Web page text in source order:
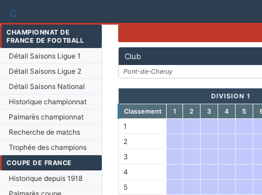
⌂
CHAMPIONNAT DE
FRANCE DE FOOTBALL
Détail Saisons Ligue 1
Détail Saisons Ligue 2
Détail Saisons National
Historique championnat
Palmarès championnat
Recherche de matchs
Trophée des champions
COUPE DE FRANCE
Historique depuis 1918
Club
Pont-de-Cheruy
DIVISION 1
Classement
1 2 3 4 5
1
2
3
4
5